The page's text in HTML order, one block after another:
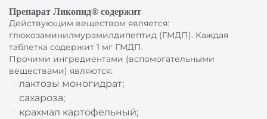
Препарат Ликопид® содержит
Действующим веществом является:
глюкозаминилмурамилдипептид (ГМДП). Каждая
таблетка содержит 1 мг ГМДП.
Прочими ингредиентами (вспомогательными
веществами) являются:
лактозы моногидрат;
сахароза;
крахмал картофельный;